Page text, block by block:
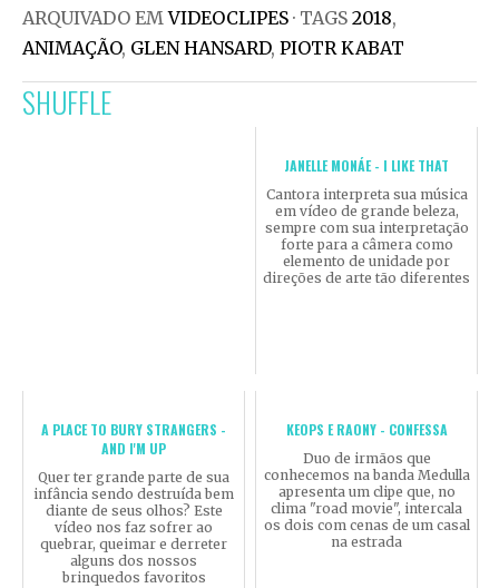
ARQUIVADO EMVIDEOCLIPES · TAGS 2018,
ANIMAÇÃO, GLEN HANSARD, PIOTR KABAT
SHUFFLE
JANELLE MONÁE - I LIKE THAT
Cantora interpreta sua música
em vídeo de grande beleza,
sempre com sua interpretação
forte para a câmera como
elemento de unidade por
direções de arte tão diferentes
A PLACE TO BURY STRANGERS -
AND I'M UP
Quer ter grande parte de sua
infância sendo destruída bem
diante de seus olhos? Este
vídeo nos faz sofrer ao
quebrar, queimar e derreter
alguns dos nossos
brinquedos favoritos
KEOPS E RAONY - CONFESSA
Duo de irmãos que
conhecemos na banda Medulla
apresenta um clipe que, no
clima "road movie", intercala
os dois com cenas de um casal
na estrada